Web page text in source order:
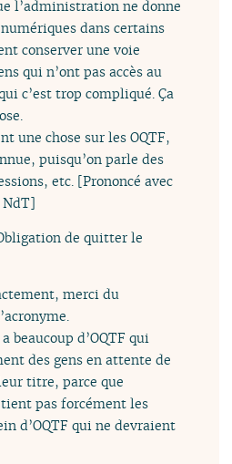
l’administration ne donne
dans certains
conserver une voie
qui n’ont pas accès au
c’est trop compliqué. Ça
une chose sur les OQTF,
puisqu’on parle des
etc. [Prononcé avec
de quitter le
merci du
beaucoup d’OQTF qui
des gens en attente de
titre, parce que
pas forcément les
d’OQTF qui ne devraient